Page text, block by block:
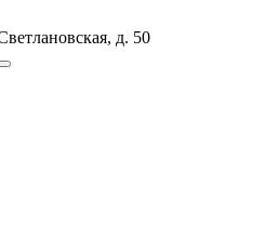
д. 50